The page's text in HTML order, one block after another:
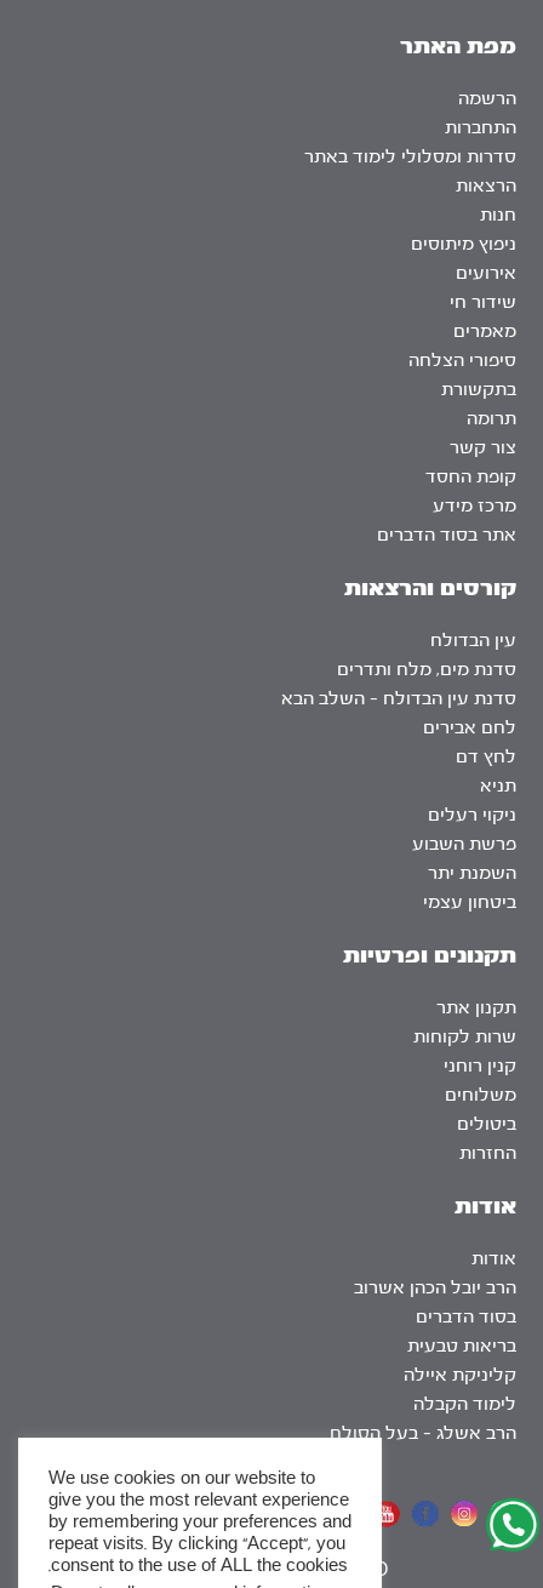
אודות
אודות
הרב יובל הכהן אשרוב
בסוד הדברים
בריאות טבעית
קליניקת איילה
לימוד הקבלה
הרב אשלג – בעל הסולם
מפת האתר
הרשמה
התחברות
סדרות ומסלולי לימוד באתר
הרצאות
חנות
ניפוץ מיתוסים
אירועים
שידור חי
מאמרים
סיפורי הצלחה
בתקשורת
תרומה
צור קשר
קופת החסד
מרכז מידע
אתר בסוד הדברים
קורסים והרצאות
עין הבדולח
סדנת מים, מלח ותדרים
סדנת עין הבדולח – השלב הבא
לחם אבירים
לחץ דם
תניא
ניקוי רעלים
פרשת השבוע
השמנת יתר
ביטחון עצמי
תקנונים ופרטיות
תקנון אתר
שרות לקוחות
קנין רוחני
משלוחים
ביטולים
החזרות
אתר שומר שבת
SEO
|
We use cookies on our website to
give you the most relevant experience
by remembering your preferences and
repeat visits. By clicking “Accept”, you
consent to the use of ALL the cookies.